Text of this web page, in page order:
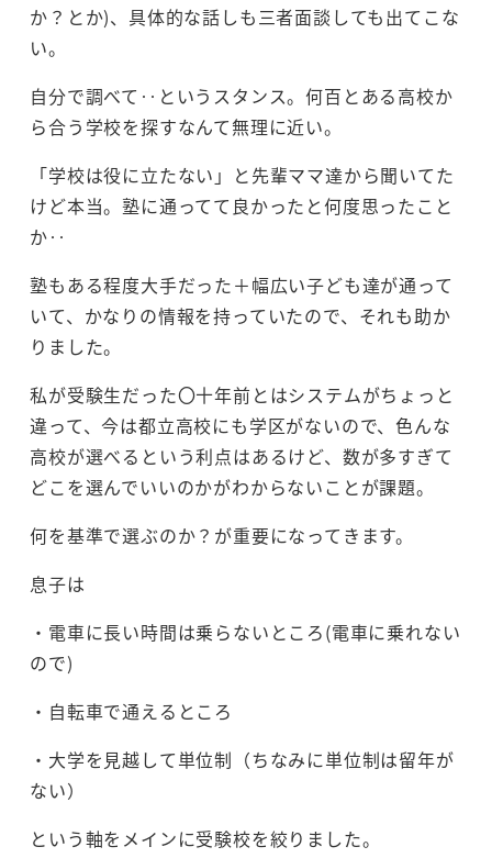
か？とか)、具体的な話しも三者面談しても出てこな
い。
自分で調べて‥というスタンス。何百とある高校か
ら合う学校を探すなんて無理に近い。
「学校は役に立たない」と先輩ママ達から聞いてた
けど本当。塾に通ってて良かったと何度思ったこと
か‥
塾もある程度大手だった＋幅広い子ども達が通って
いて、かなりの情報を持っていたので、それも助か
りました。
私が受験生だった〇十年前とはシステムがちょっと
違って、今は都立高校にも学区がないので、色んな
高校が選べるという利点はあるけど、数が多すぎて
どこを選んでいいのかがわからないことが課題。
何を基準で選ぶのか？が重要になってきます。
息子は
・電車に長い時間は乗らないところ(電車に乗れない
ので)
・自転車で通えるところ
・大学を見越して単位制（ちなみに単位制は留年が
ない）
という軸をメインに受験校を絞りました。